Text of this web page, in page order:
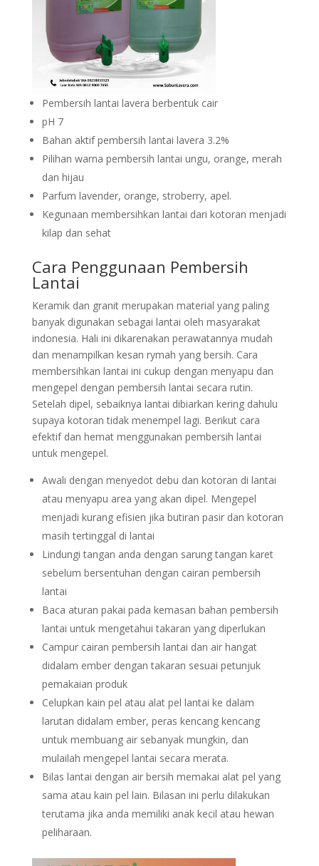
Pembersih lantai lavera berbentuk cair
pH 7
Bahan aktif pembersih lantai lavera 3.2%
Pilihan warna pembersih lantai ungu, orange, merah
dan hijau
Parfum lavender, orange, stroberry, apel.
Kegunaan membersihkan lantai dari kotoran menjadi
kilap dan sehat
Cara Penggunaan Pembersih
Lantai
Keramik dan granit merupakan material yang paling
banyak digunakan sebagai lantai oleh masyarakat
indonesia. Hali ini dikarenakan perawatannya mudah
dan menampilkan kesan rymah yang bersih. Cara
membersihkan lantai ini cukup dengan menyapu dan
mengepel dengan pembersih lantai secara rutin.
Setelah dipel, sebaiknya lantai dibiarkan kering dahulu
supaya kotoran tidak menempel lagi. Berikut cara
efektif dan hemat menggunakan pembersih lantai
untuk mengepel.
Awali dengan menyedot debu dan kotoran di lantai
atau menyapu area yang akan dipel. Mengepel
menjadi kurang efisien jika butiran pasir dan kotoran
masih tertinggal di lantai
Lindungi tangan anda dengan sarung tangan karet
sebelum bersentuhan dengan cairan pembersih
lantai
Baca aturan pakai pada kemasan bahan pembersih
lantai untuk mengetahui takaran yang diperlukan
Campur cairan pembersih lantai dan air hangat
didalam ember dengan takaran sesuai petunjuk
pemakaian produk
Celupkan kain pel atau alat pel lantai ke dalam
larutan didalam ember, peras kencang kencang
untuk membuang air sebanyak mungkin, dan
mulailah mengepel lantai secara merata.
Bilas lantai dengan air bersih memakai alat pel yang
sama atau kain pel lain. Bilasan ini perlu dilakukan
terutama jika anda memiliki anak kecil atau hewan
peliharaan.